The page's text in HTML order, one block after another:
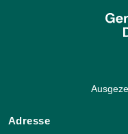
Adresse